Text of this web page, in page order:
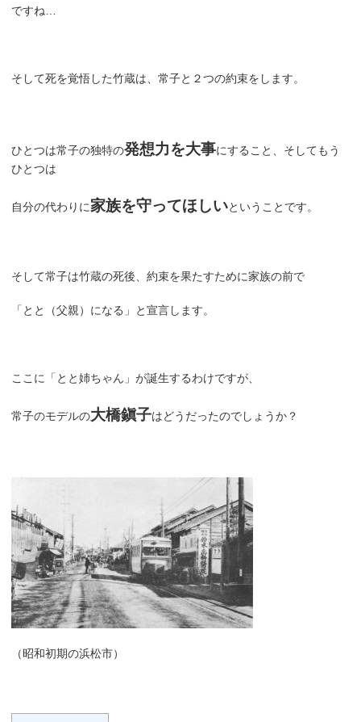
ですね…
そして死を覚悟した竹蔵は、常子と２つの約束をします。
ひとつは常子の独特の発想力を大事にすること、そしてもう
ひとつは
自分の代わりに家族を守ってほしいということです。
そして常子は竹蔵の死後、約束を果たすために家族の前で
「とと（父親）になる」と宣言します。
ここに「とと姉ちゃん」が誕生するわけですが、
常子のモデルの大橋鎭子はどうだったのでしょうか？
（昭和初期の浜松市）